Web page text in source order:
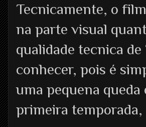
Tecnicamente, o
na parte visual
qualidade tecnica
conhecer, pois é
uma pequena
primeira temporada,